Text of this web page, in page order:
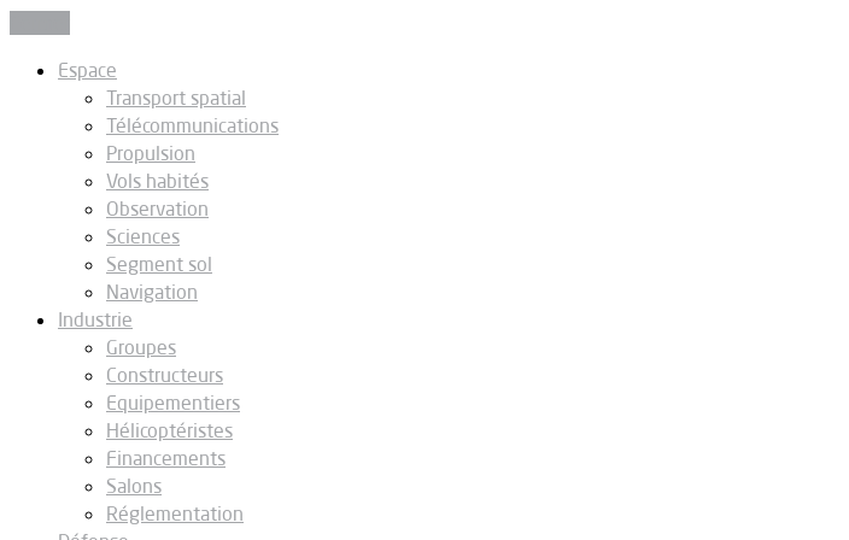
Espace
Transport spatial
Télécommunications
Propulsion
Vols habités
Observation
Sciences
Segment sol
Navigation
Industrie
Groupes
Constructeurs
Equipementiers
Hélicoptéristes
Financements
Salons
Réglementation